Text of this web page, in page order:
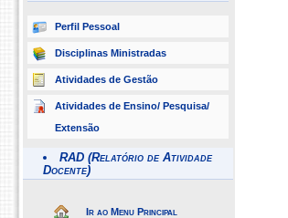
Perfil Pessoal
Disciplinas Ministradas
Atividades de Gestão
Atividades de Ensino/ Pesquisa/
Extensão
RAD (Relatório de Atividade
Docente)
Ir ao Menu Principal